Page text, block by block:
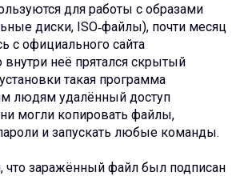
для работы с образами
диски, ISO‑файлы), почти месяц
с официального сайта
внутри неё прятался скрытый
такая программа
людям удалённый доступ
могли копировать файлы,
и запускать любые команды.
что заражённый файл был подписан